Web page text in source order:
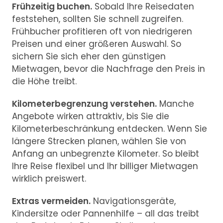
Frühzeitig buchen. Sobald Ihre Reisedaten
feststehen, sollten Sie schnell zugreifen.
Frühbucher profitieren oft von niedrigeren
Preisen und einer größeren Auswahl. So
sichern Sie sich eher den günstigen
Mietwagen, bevor die Nachfrage den Preis in
die Höhe treibt.
Kilometerbegrenzung verstehen. Manche
Angebote wirken attraktiv, bis Sie die
Kilometerbeschränkung entdecken. Wenn Sie
längere Strecken planen, wählen Sie von
Anfang an unbegrenzte Kilometer. So bleibt
Ihre Reise flexibel und Ihr billiger Mietwagen
wirklich preiswert.
Extras vermeiden. Navigationsgeräte,
Kindersitze oder Pannenhilfe – all das treibt